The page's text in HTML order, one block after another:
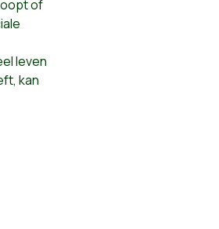
of
leven
kan